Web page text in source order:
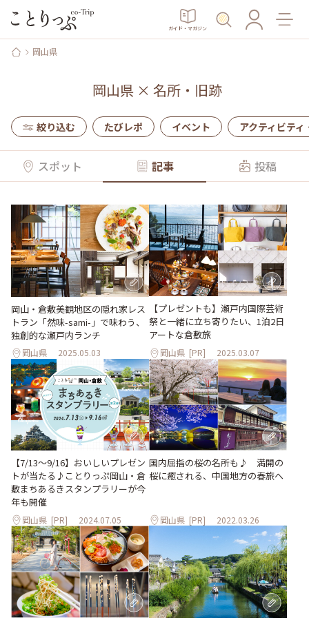
ガイド・マガジン
岡山県
岡山県 × 名所・旧跡
絞り込む たびレポ イベント アクティビティ
スポット 記事 投稿
岡山・倉敷美観地区の隠れ家レス
トラン「然味-sami-」で味わう、
独創的な瀬戸内ランチ
岡山県 2025.05.03
【プレゼントも】瀬戸内国際芸術
祭と一緒に立ち寄りたい、1泊2日
アートな倉敷旅
岡山県 [PR] 2025.03.07
【7/13～9/16】おいしいプレゼン
トが当たる♪ことりっぷ岡山・倉
敷まちあるきスタンプラリーが今
年も開催
岡山県 [PR] 2024.07.05
国内屈指の桜の名所も♪ 満開の
桜に癒される、中国地方の春旅へ
岡山県 [PR] 2022.03.26